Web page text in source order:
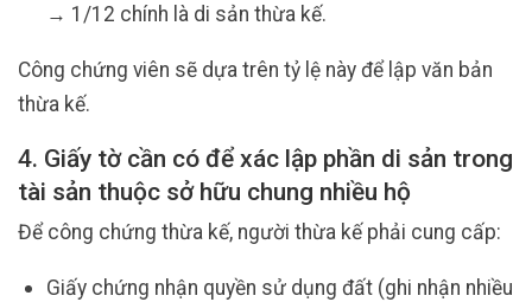
→ 1/12 chính là di sản thừa kế.
Công chứng viên sẽ dựa trên tỷ lệ này để lập văn bản
thừa kế.
4. Giấy tờ cần có để xác lập phần di sản trong
tài sản thuộc sở hữu chung nhiều hộ
Để công chứng thừa kế, người thừa kế phải cung cấp:
Giấy chứng nhận quyền sử dụng đất (ghi nhận nhiều